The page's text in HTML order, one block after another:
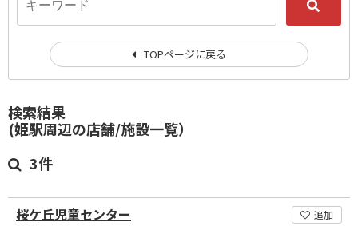
検索結果
(姫駅周辺の店舗/施設一覧）
3件
桜ケ丘児童センター 追加
TOPページに戻る